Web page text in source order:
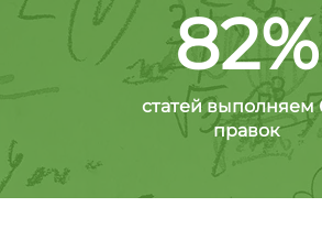
82%
статей выполняем
правок